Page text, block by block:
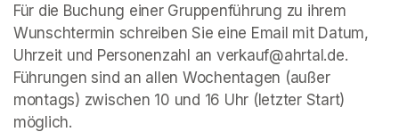
Für die Buchung einer Gruppenführung zu ihrem
Wunschtermin schreiben Sie eine Email mit Datum,
Uhrzeit und Personenzahl an verkauf@ahrtal.de.
Führungen sind an allen Wochentagen (außer
montags) zwischen 10 und 16 Uhr (letzter Start)
möglich.